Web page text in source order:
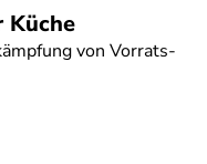
Küche
von Vorrats-